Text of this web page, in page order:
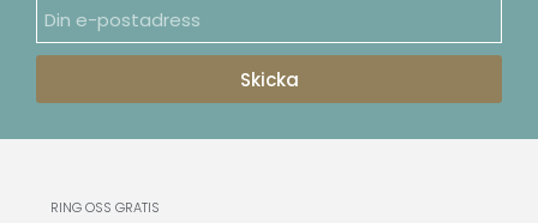
Skicka
RING OSS GRATIS